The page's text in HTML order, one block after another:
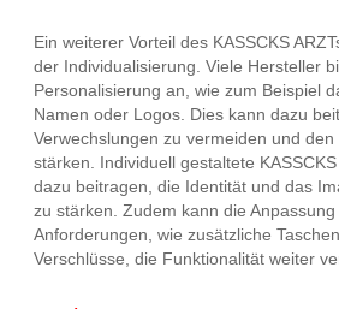
Ein weiterer Vorteil des KASSCKS
der Individualisierung. Viele Hersteller
Personalisierung an, wie zum Beispiel
Namen oder Logos. Dies kann dazu
Verwechslungen zu vermeiden und den
stärken. Individuell gestaltete
dazu beitragen, die Identität und das
zu stärken. Zudem kann die
Anforderungen, wie zusätzliche
Verschlüsse, die Funktionalität weiter